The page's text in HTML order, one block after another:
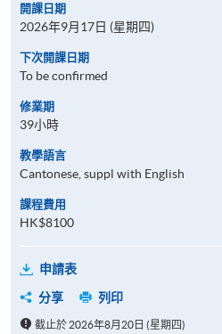
開課日期
2026年9月17日 (星期四)
下次開課日期
To be confirmed
修業期
39小時
教學語言
Cantonese, suppl with English
課程費用
HK$8100
申請表
分享
列印
截止於 2026年8月20日 (星期四)